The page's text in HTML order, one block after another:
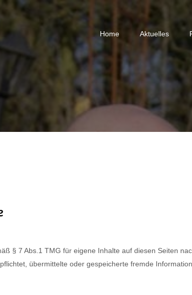
Home Aktuelles
§ 7 Abs.1 TMG für eigene Inhalte auf diesen Seiten
übermittelte oder gespeicherte fremde